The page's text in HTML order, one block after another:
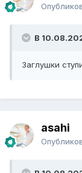
В
Заглушки
asahi